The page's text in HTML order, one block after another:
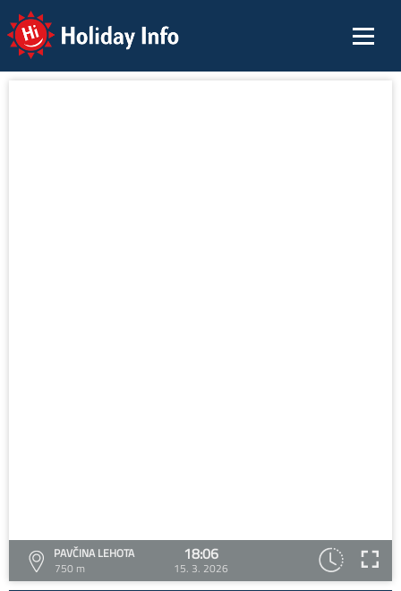
Holiday Info
PAVČINA LEHOTA
750 m
18:06
15. 3. 2026